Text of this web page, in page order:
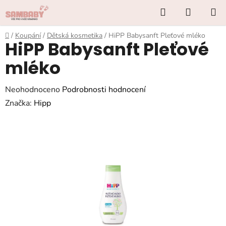
na
obsah
Hledat
KOŠÍK
Domů
/ Koupání / Dětská kosmetika / HiPP Babysanft Pleťové mléko
HiPP Babysanft Pleťové
mléko
Průměrné
hodnocení
Neohodnoceno Podrobnosti hodnocení
Značka: Hipp